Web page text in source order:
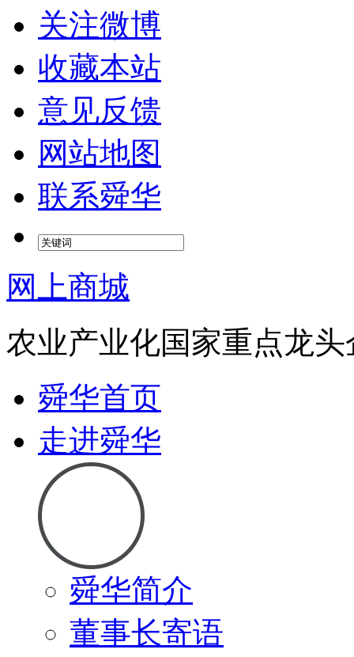
关注微博
收藏本站
意见反馈
网站地图
联系舜华
网上商城
农业产业化国家重点龙头
舜华首页
走进舜华
舜华简介
董事长寄语